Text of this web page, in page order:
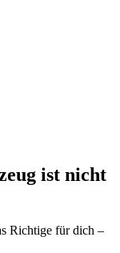
ist nicht
Richtige für dich –